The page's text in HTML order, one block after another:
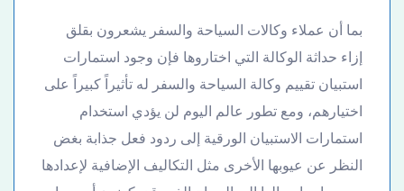
بما أن عملاء وكالات السياحة والسفر يشعرون بقلق
إزاء حداثة الوكالة التي اختاروها فإن وجود استمارات
استبيان تقييم وكالة السياحة والسفر له تأثيراً كبيراً على
اختيارهم، ومع تطور عالم اليوم لن يؤدي استخدام
استمارات الاستبيان الورقية إلى ردود فعل جذابة بغض
النظر عن عيوبها الأخرى مثل التكاليف الإضافية لإعدادها